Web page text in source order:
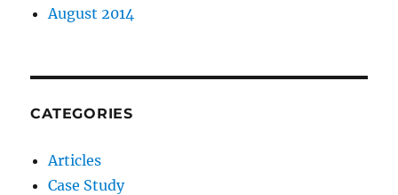
August 2014
CATEGORIES
Articles
Case Study